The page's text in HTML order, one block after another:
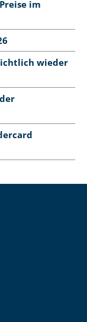
im
wieder